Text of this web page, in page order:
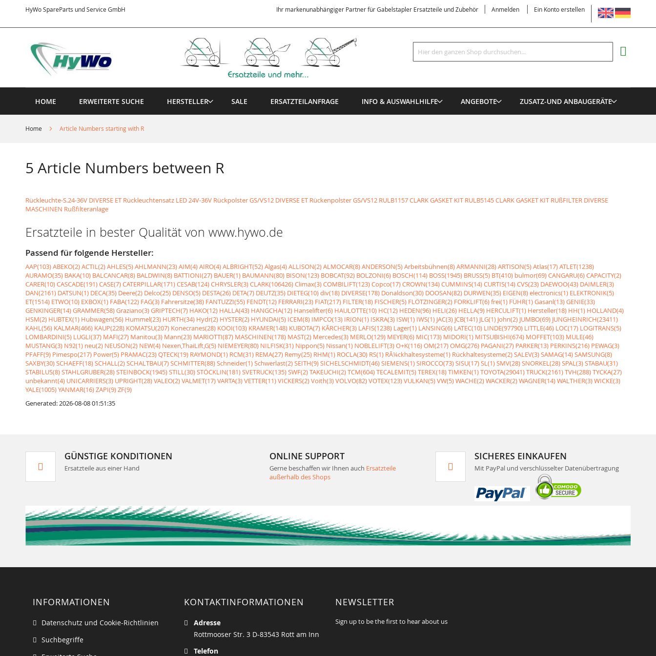
HyWo SpareParts und Service GmbH
Inhalt
SPRACHE
Ihr markenunabhängiger Partner für Gabelstapler Ersatzteile und Zubehör Anmelden Ein Konto erstellen
Suche
Suche
HOME ERWEITERTE SUCHE HERSTELLER SALE ERSATZTEILANFRAGE INFO & AUSWAHLHILFE ANGEBOTE ZUSATZ-UND ANBAUGERÄTE
Home Article Numbers starting with R
5 Article Numbers between R
Rückleuchte-S.24-36V DIVERSE ET Rückleuchtensatz LED 24V-36V Rückpolster GS/VS12 DIVERSE ET Rückenpolster GS/VS12 RULB1157 CLARK GASKET KIT RULB5145 CLARK GASKET KIT RUßFILTER DIVERSE
MASCHINEN Rußfilteranlage
Ersatzteile in bester Qualität von www.hywo.de
Passend für folgende Hersteller:
AAP(103)ABEKO(2)ACTIL(2)AHLES(5)AHLMANN(23)AIM(4)AIRO(4)ALBRIGHT(52)Algas(4)ALLISON(2)ALMOCAR(8)ANDERSON(5)Arbeitsbühnen(8)ARMANNI(28)ARTISON(5)Atlas(17)ATLET(1238)
AURAMO(35) BAKA(10) BALCANCAR(8) BALDWIN(8) BATTIONI(27) BAUER(1) BAUMANN(80) BISON(123) BOBCAT(92) BOLZONI(6) BOSCH(114) BOSS(1945) BRUSS(5) BT(410) bulmor(69)CANGARU(6)CAPACITY(2)
CARER(10)CASCADE(191)CASE(7)CATERPILLAR(171)CESAB(124)CHRYSLER(3)CLARK(106426)Climax(3)COMBILIFT(123)Copco(17)CROWN(134)CUMMINS(14)CURTIS(14)CVS(23) DAEWOO(43) DAIMLER(3)
DAN(2161) DATSUN(1) DECA(35) Deere(2) Delco(25) DENSO(5) DESTA(26) DETA(7) DEUTZ(35) DIETEG(10)div(18) DIVERSE(178) Donaldson(30) DOOSAN(82) DURWEN(35) EIGEN(8)electronics(1) ELEKTRONIK(5)
ET(1514) ETWO(10) EXBOX(1) FABA(122) FAG(3) Fahrersitze(38) FANTUZZI(55) FENDT(12) FERRARI(23) FIAT(217) FILTER(18) FISCHER(5) FLÖTZINGER(2) FORKLIFT(6)frei(1) FÜHR(1)Gasanl(13)GENIE(33)
GENKINGER(14)GRAMMER(58)Graziano(3)GRIPTECH(7) HAKO(12) HALLA(43) HANGCHA(12) Hanselifter(6) HAULOTTE(10) HC(12) HEDEN(96) HELI(26) HELLA(9) HERCULIFT(1) Hersteller(18) HH(1) HOLLAND(4)
HSM(2) HUBTEX(1) Hubwagen(56) Hummel(23) HURTH(34) Hydr(2) HYSTER(2) HYUNDAI(5) ICEM(8) IMPCO(13) IRION(1) ISKRA(3) ISW(1) IWS(1) JAC(3) JCB(141) JLG(1) John(2) JUMBO(69) JUNGHEINRICH(23411)
KAHL(56) KALMAR(466) KAUP(228) KOMATSU(207) Konecranes(28) KOOI(103) KRAMER(148) KUBOTA(7) KÃRCHER(3) LAFIS(1238) Lager(1) LANSING(6) LATEC(10) LINDE(97790) LITTLE(46) LOC(17) LOGITRANS(5)
LOMBARDINI(5) LUGLI(37) MAFI(27) Manitou(3) Mann(23) MARIOTTI(87) MASCHINEN(178) MAST(2) Mercedes(3) MERLO(129) MEYER(6) MIC(173) MIDORI(1) MITSUBISHI(674) MOFFET(103) MULE(46)
MUSTANG(3) N92(1) neu(2) NEUSON(2) NEW(4) Nexen,ThaiLift,G(5) NIEMEYER(80) NILFISK(31) Nippon(5) Nissan(1) NOBLELIFT(3)O+K(116)OM(217)OMG(276) PAGANI(27) PARKER(13) PERKINS(216) PEWAG(3)
PFAFF(9) Pimespo(217) Power(5) PRAMAC(23)QTECK(19) RAYMOND(1) RCM(31) REMA(27) Remy(25) RHM(1) ROCLA(30) RS(1) RÃ¼ckhaltesysteme(1) Rückhaltesysteme(2)SALEV(3)SAMAG(14)SAMSUNG(8)
SAXBY(30)SCHAEFF(18)SCHALL(2)SCHALTBAU(7)SCHMITTER(88)Schneider(1)Schwerlast(2)SEITH(9)SICHELSCHMIDT(46)SIEMENS(1)SIROCCO(73)SISU(17)SL(1)SMV(28)SNORKEL(28)SPAL(3)STABAU(31)
STABILUS(8)STAHLGRUBER(28)STEINBOCK(1945)STILL(30)STÖCKLIN(181)SVETRUCK(135)SWF(2)TAKEUCHI(2)TCM(604)TECALEMIT(5)TEREX(18)TIMKEN(1)TOYOTA(29041)TRUCK(2161)TVH(288)TYCKA(27)
unbekannt(4) UNICARRIERS(3) UPRIGHT(28)VALEO(2)VALMET(17)VARTA(3)VETTER(11)VICKERS(2)Voith(3)VOLVO(82)VOTEX(123)VULKAN(5)VW(5)WACHE(2)WACKER(2)WAGNER(14)WALTHER(3)WICKE(3)
YALE(1005)YANMAR(16)ZAPI(9)ZF(9)
Generated: 2026-08-08 01:51:35
GÜNSTIGE KONDITIONEN
Ersatzteile aus einer Hand
ONLINE SUPPORT
Gerne beschaffen wir Ihnen auch Ersatzteile
außerhalb des Shops
SICHERES EINKAUFEN
Mit PayPal und verschlüsselter Datenübertragung
INFORMATIONEN
Datenschutz und Cookie-Richtlinien
Suchbegriffe
KONTAKTINFORMATIONEN
Adresse
Rottmooser Str. 3 D-83543 Rott am Inn
Telefon
NEWSLETTER
Sign up to be the first to hear about us